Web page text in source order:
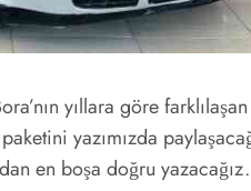
yıllara göre
yazımızda
en boşa doğru